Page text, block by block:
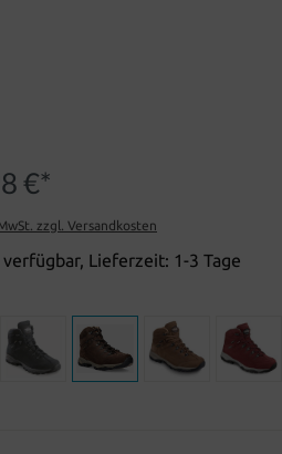
€*
zzgl. Versandkosten
Lieferzeit: 1-3 Tage